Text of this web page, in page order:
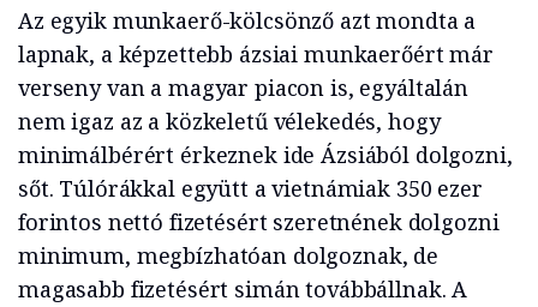
Az egyik munkaerő-kölcsönző azt mondta a
lapnak, a képzettebb ázsiai munkaerőért már
verseny van a magyar piacon is, egyáltalán
nem igaz az a közkeletű vélekedés, hogy
minimálbérért érkeznek ide Ázsiából dolgozni,
sőt. Túlórákkal együtt a vietnámiak 350 ezer
forintos nettó fizetésért szeretnének dolgozni
minimum, megbízhatóan dolgoznak, de
magasabb fizetésért simán továbbállnak. A